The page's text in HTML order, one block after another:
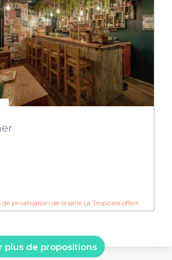
de privatisation de la salle La Tropicale offert
plus de propositions